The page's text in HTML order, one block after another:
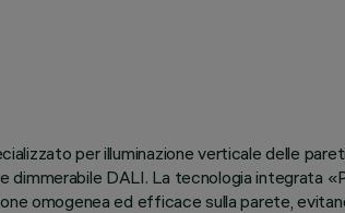
per illuminazione verticale delle
DALI. La tecnologia integrata
omogenea ed efficace sulla parete,